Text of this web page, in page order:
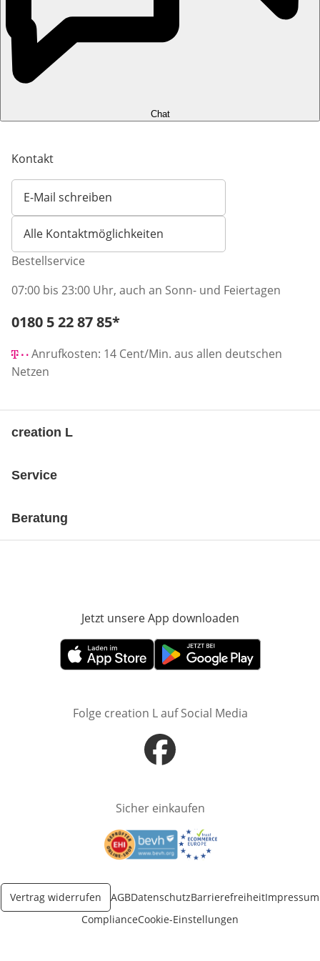
Chat
Kontakt
E-Mail schreiben
Öffnet E-Mail-Client
Alle Kontaktmöglichkeiten
Bestellservice
07:00 bis 23:00 Uhr, auch an Sonn- und Feiertagen
Telefonnummer:
0180 5 22 87 85*
Anrufkosten: 14 Cent/Min. aus allen deutschen
Netzen
creation L
Service
Beratung
Jetzt unsere App downloaden
Öffnet in neuem FensterÖffnet in neuem Fenster
Folge creation L auf Social Media
Öffnet in neuem Fenster
Sicher einkaufen
Öffnet in neuem FensterÖffnet in neuem Fenster
Vertrag widerrufen AGBDatenschutzBarrierefreiheitImpressum
ComplianceCookie-Einstellungen